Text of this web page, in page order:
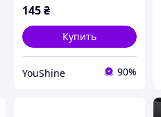
145₴
Купить
YouShine 90%